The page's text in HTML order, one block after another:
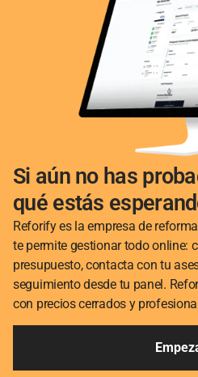
Si aún no has
qué estás
Reforify es la empresa de
te permite gestionar todo online:
presupuesto, contacta con tu
seguimiento desde tu panel.
con precios cerrados y